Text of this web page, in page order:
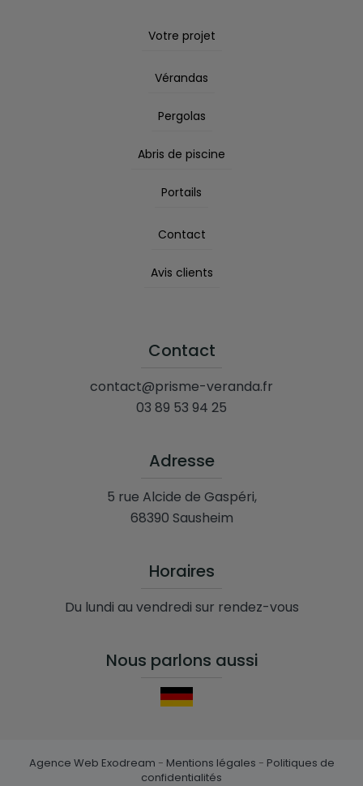
Votre projet
Vérandas
Pergolas
Abris de piscine
Portails
Contact
Avis clients
Contact
contact@prisme-veranda.fr
03 89 53 94 25
Adresse
5 rue Alcide de Gaspéri,
68390 Sausheim
Horaires
Du lundi au vendredi sur rendez-vous
Nous parlons aussi
Agence Web Exodream - Mentions légales - Politiques de
confidentialités